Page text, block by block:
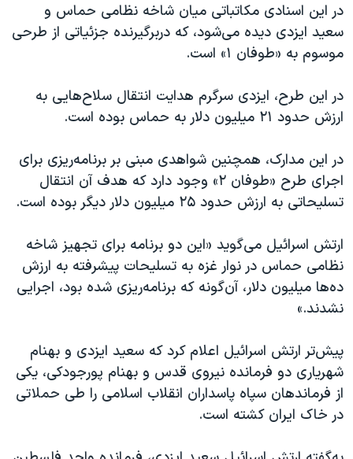
در این اسنادی مکاتباتی میان شاخه نظامی حماس و
سعید ایزدی دیده می‌شود، که دربرگیرنده جزئیاتی از طرحی
موسوم به «طوفان ۱» است.
در این طرح، ایزدی سرگرم هدایت انتقال سلاح‌هایی به
ارزش حدود ۲۱ میلیون دلار به حماس بوده است.
در این مدارک، همچنین شواهدی مبنی بر برنامه‌ریزی برای
اجرای طرح «طوفان ۲» وجود دارد که هدف آن انتقال
تسلیحاتی به ارزش حدود ۲۵ میلیون دلار دیگر بوده است.
ارتش اسرائیل می‌گوید «این دو برنامه برای تجهیز شاخه
نظامی حماس در نوار غزه به تسلیحات پیشرفته به ارزش
ده‌ها میلیون دلار، آن‌گونه که برنامه‌ریزی شده بود، اجرایی
نشدند.»
پیش‌تر ارتش اسرائیل اعلام کرد که سعید ایزدی و بهنام
شهریاری دو فرمانده نیروی قدس و بهنام پورجودکی، یکی
از فرماندهان سپاه پاسداران انقلاب اسلامی را طی حملاتی
در خاک ایران کشته است.